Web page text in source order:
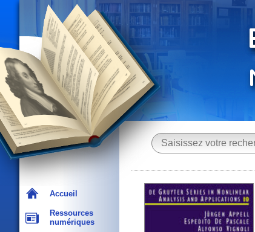
Accueil
Ressources
numériques